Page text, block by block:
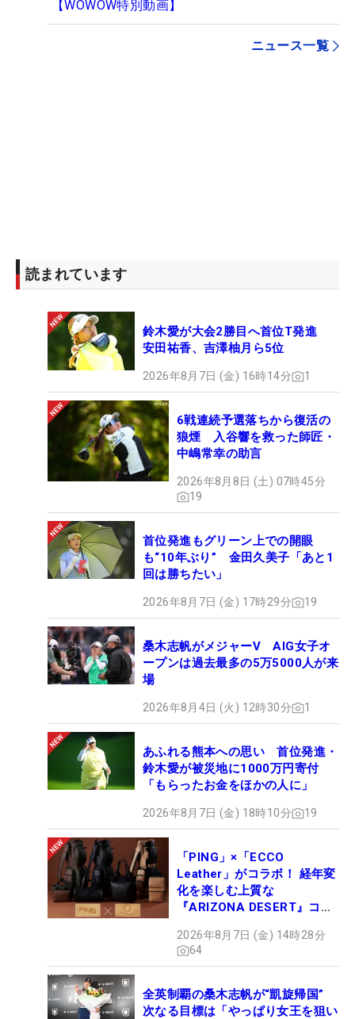
【WOWOW特別動画】
ニュース一覧
読まれています
鈴木愛が大会2勝目へ首位T発進
安田祐香、吉澤柚月ら5位
2026年8月7日 (金) 16時14分 1
6戦連続予選落ちから復活の
狼煙 入谷響を救った師匠・
中嶋常幸の助言
2026年8月8日 (土) 07時45分
19
首位発進もグリーン上での開眼
も“10年ぶり” 金田久美子「あと1
回は勝ちたい」
2026年8月7日 (金) 17時29分 19
桑木志帆がメジャーV AIG女子オ
ープンは過去最多の5万5000人が来
場
2026年8月4日 (火) 12時30分 1
あふれる熊本への思い 首位発進・
鈴木愛が被災地に1000万円寄付
「もらったお金をほかの人に」
2026年8月7日 (金) 18時10分 19
「PING」×「ECCO
Leather」がコラボ！ 経年変
化を楽しむ上質な
『ARIZONA DESERT』コレ
ュー
2026年8月7日 (金) 14時28分
64
全英制覇の桑木志帆が“凱旋帰国”
次なる目標は「やっぱり女王を狙い